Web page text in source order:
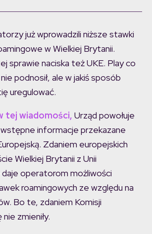
już wprowadzili niższe stawki
w Wielkiej Brytanii.
sprawie naciska też UKE. Play co
podnosił, ale w jakiś sposób
uregulować.
tej wiadomości, Urząd powołuje
informacje przekazane
Zdaniem europejskich
Wielkiej Brytanii z Unii
daje operatorom możliwości
roamingowych ze względu na
Bo te, zdaniem Komisji
zmieniły.